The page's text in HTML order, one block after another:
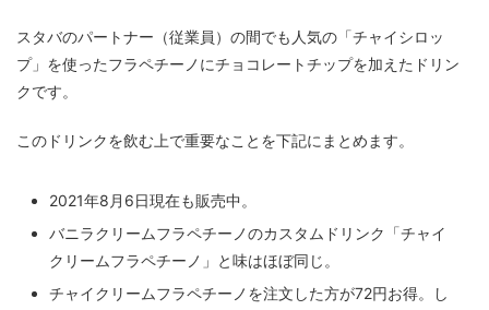
スタバのパートナー（従業員）の間でも人気の「チャイシロッ
プ」を使ったフラペチーノにチョコレートチップを加えたドリン
クです。
このドリンクを飲む上で重要なことを下記にまとめます。
2021年8月6日現在も販売中。
バニラクリームフラペチーノのカスタムドリンク「チャイ
クリームフラペチーノ」と味はほぼ同じ。
チャイクリームフラペチーノを注文した方が72円お得。し